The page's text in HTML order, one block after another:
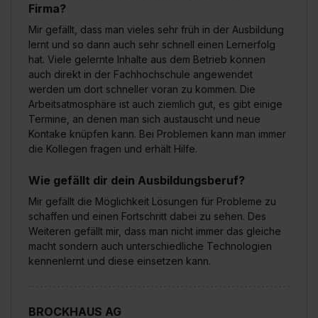
Firma?
Mir gefällt, dass man vieles sehr früh in der Ausbildung
lernt und so dann auch sehr schnell einen Lernerfolg
hat. Viele gelernte Inhalte aus dem Betrieb können
auch direkt in der Fachhochschule angewendet
werden um dort schneller voran zu kommen. Die
Arbeitsatmosphäre ist auch ziemlich gut, es gibt einige
Termine, an denen man sich austauscht und neue
Kontake knüpfen kann. Bei Problemen kann man immer
die Kollegen fragen und erhält Hilfe.
Wie gefällt dir dein Ausbildungsberuf?
Mir gefällt die Möglichkeit Lösungen für Probleme zu
schaffen und einen Fortschritt dabei zu sehen. Des
Weiteren gefällt mir, dass man nicht immer das gleiche
macht sondern auch unterschiedliche Technologien
kennenlernt und diese einsetzen kann.
BROCKHAUS AG